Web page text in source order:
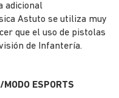
adicional
Astuto se utiliza muy
que el uso de pistolas
de Infantería.
ESPORTS